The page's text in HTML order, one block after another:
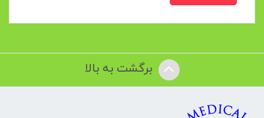
برگشت به بالا